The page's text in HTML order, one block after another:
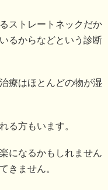
ストレートネックだか
るからなどという診断
療はほとんどの物が湿
る方もいます。
になるかもしれません
きません。